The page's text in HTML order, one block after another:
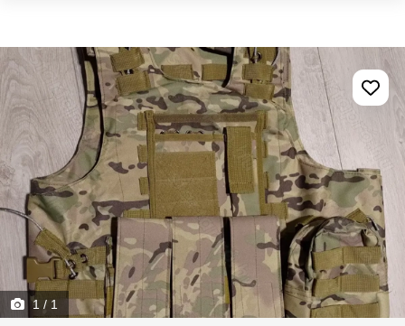
1 / 1